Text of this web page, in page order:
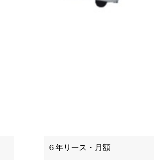
６年リース・月額